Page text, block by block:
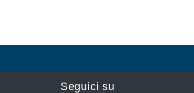
Seguici su